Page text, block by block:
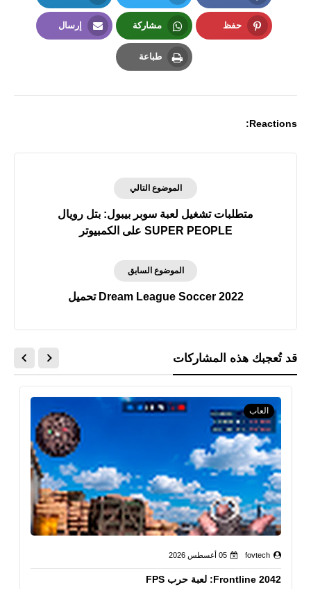
Facebook
Twitter
LinkedIn
حفظ مشاركة
Whatsapp
إرسال
طباعة
Reactions:
الموضوع التالي
متطلبات تشغيل لعبة سوبر بيبول: بتل رويال
SUPER PEOPLE على الكمبيوتر
الموضوع السابق
Dream League Soccer 2022 تحميل
قد تُعجبك هذه المشاركات
العاب
fovtech 05 أغسطس 2026
Frontline 2042: لعبة حرب FPS